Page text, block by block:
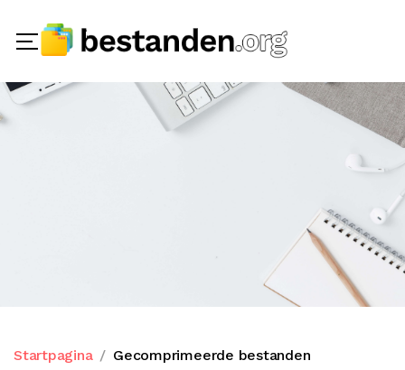
Startpagina
Gecomprimeerde bestanden